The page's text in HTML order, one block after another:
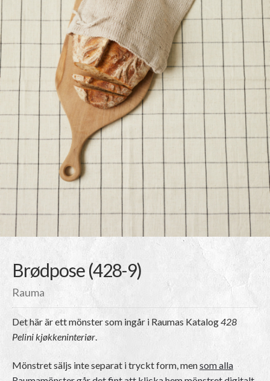
Brødpose (428-9)
Rauma
Det här är ett mönster som ingår i Raumas Katalog428
Pelini kjøkkeninteriør.
Mönstret säljs inte separat i tryckt form, mensom alla